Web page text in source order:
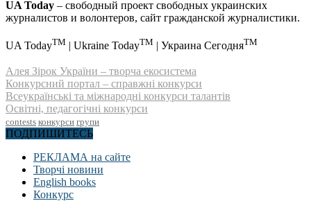
UA Today – свободный проект свободных украинских
журналистов и волонтеров, сайт гражданской журналистики.
UA TodayTM | Ukraine TodayTM | Украина СегодняTM
Алея Зірок України – творча екосистема
Конкурсний портал – справжні конкурси
Всеукраїнські та міжнародні конкурси талантів
Освітні, педагогічні конкурси
contests конкурси групи
ПОДПИШИТЕСЬ
РЕКЛАМА на сайте
Творчі новини
English books
Конкурс